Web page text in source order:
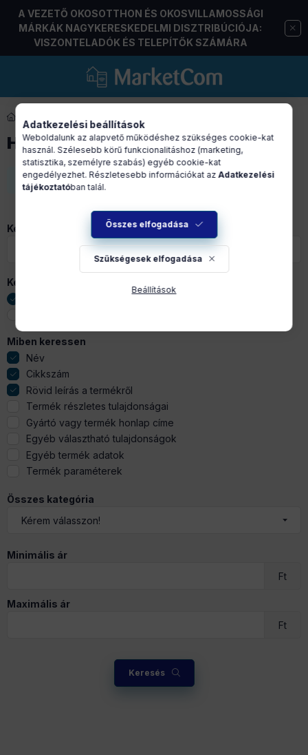
A VEZETŐ OKOSOTTHON ÉS OKOSVILLAMOSSÁGI
MÁRKÁK NAGYKERESKEDELMI DISZTRIBÚCIÓJA:
VISZONTELADÓK ÉS TELEPÍTŐK SZÁMÁRA
HÁZIÁLLAT ETETŐ
A kategóriában nincsenek termékek
Keresendő kifejezés
Keresés típusa
Miben keressen
Név
Cikkszám
Rövid leírás a termékről
Termék részletes tulajdonságai
Gyártó vagy termék honlap címe
Egyéb választható tulajdonságok
Egyéb termék adatok
Termék paraméterek
Összes kategória
Minimális ár
Ft
Maximális ár
Ft
Keresés
Adatkezelési beállítások
Weboldalunk az alapvető működéshez szükséges cookie-kat
használ. Szélesebb körű funkcionalitáshoz (marketing,
statisztika, személyre szabás) egyéb cookie-kat
engedélyezhet. Részletesebb információkat azAdatkezelési
tájékoztatóban talál.
Összes elfogadása
Szükségesek elfogadása
Beállítások